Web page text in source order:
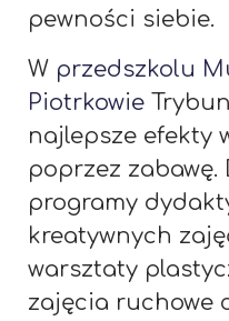
pewności siebie.
W przedszkolu
Piotrkowie
najlepsze efekty
poprzez zabawę.
programy
kreatywnych
warsztaty
zajęcia ruchowe